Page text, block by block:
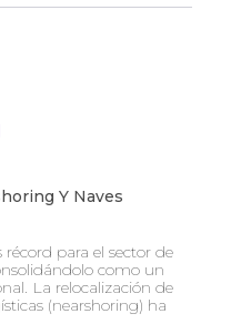
Y Naves
para el sector de
como un
La relocalización de
(nearshoring) ha